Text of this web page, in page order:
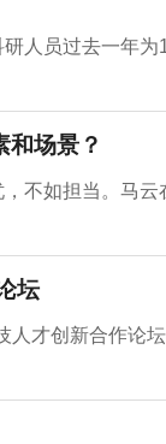
人员过去一年
和场景？
不如担当。马
坛
才创新合作论